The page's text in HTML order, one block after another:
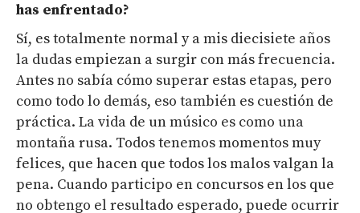
has enfrentado?
Sí, es totalmente normal y a mis diecisiete años
la dudas empiezan a surgir con más frecuencia.
Antes no sabía cómo superar estas etapas, pero
como todo lo demás, eso también es cuestión de
práctica. La vida de un músico es como una
montaña rusa. Todos tenemos momentos muy
felices, que hacen que todos los malos valgan la
pena. Cuando participo en concursos en los que
no obtengo el resultado esperado, puede ocurrir